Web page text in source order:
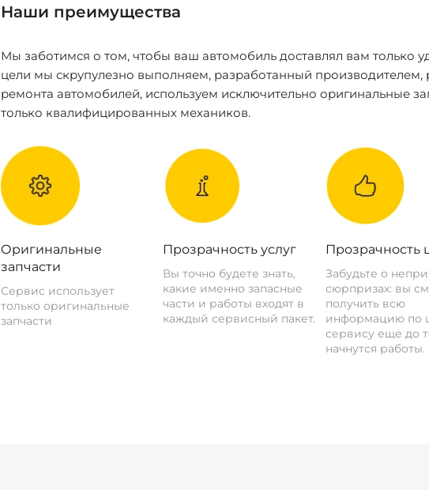
Наши преимущества
Мы заботимся о том, чтобы ваш автомобиль доставлял вам только
цели мы скрупулезно выполняем, разработанный производителем,
ремонта автомобилей, используем исключительно оригинальные
только квалифицированных механиков.
Оригинальные
запчасти
Сервис использует
только оригинальные
запчасти
Прозрачность услуг
Вы точно будете знать,
какие именно запасные
части и работы входят в
каждый сервисный пакет.
Прозрачность
Забудьте о
сюрпризах: вы
получить всю
информацию по
сервису еще до
начнутся работы.